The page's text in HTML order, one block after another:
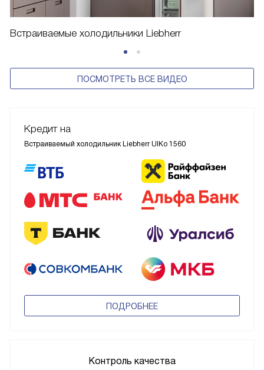
Встраиваемые холодильники Liebherr
ПОСМОТРЕТЬ ВСЕ ВИДЕО
Кредит на
Встраиваемый холодильник Liebherr UIKo 1560
ПОДРОБНЕЕ
Контроль качества